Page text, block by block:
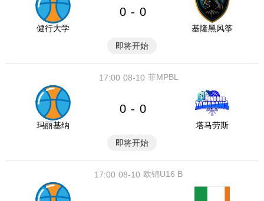
健行大学
0 - 0
基隆黑风筝
即将开始
08-10
17:00 菲MPBL
玛丽基纳
0 - 0
塔马劳斯
即将开始
08-10
17:00 欧锦U16 B